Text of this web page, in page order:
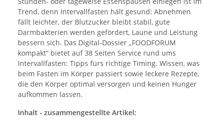
Trend, denn Intervallfasten hält gesund: Abnehmen
fällt leichter, der Blutzucker bleibt stabil, gute
Darmbakterien werden gefördert, Laune und Leistung
bessern sich. Das Digital-Dossier „FOODFORUM
kompakt“ bietet auf 38 Seiten Service rund ums
Intervallfasten: Tipps fürs richtige Timing. Wissen, was
beim Fasten im Körper passiert sowie leckere Rezepte,
die den Körper optimal versorgen und keinen Hunger
aufkommen lassen.
Inhalt - zusammengestellte Artikel: